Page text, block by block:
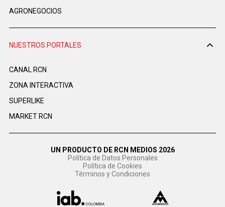
AGRONEGOCIOS
NUESTROS PORTALES
CANAL RCN
ZONA INTERACTIVA
SUPERLIKE
MARKET RCN
UN PRODUCTO DE RCN MEDIOS 2026
Política de Datos Personales
Política de Cookies
Términos y Condiciones